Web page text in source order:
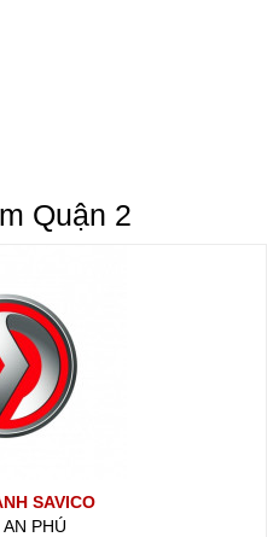
Quận 2
SAVICO
PHÚ